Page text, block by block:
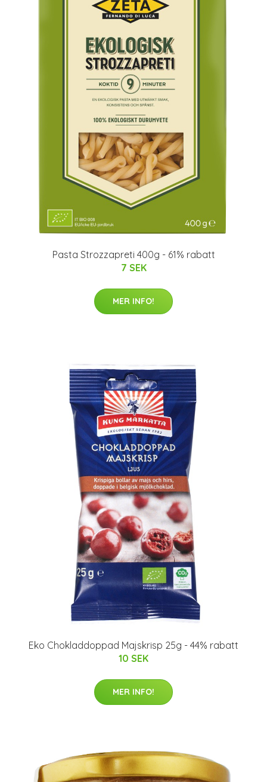
Pasta Strozzapreti 400g - 61% rabatt
7 SEK
MER INFO!
Eko Chokladdoppad Majskrisp 25g - 44% rabatt
10 SEK
MER INFO!